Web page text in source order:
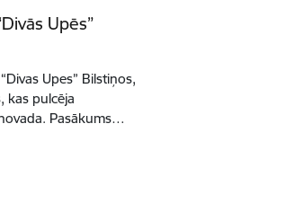
Upēs”
Upes” Bilstiņos,
kas pulcēja
Pasākums…